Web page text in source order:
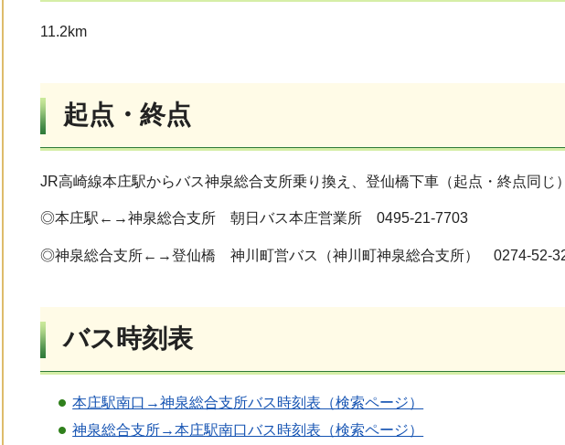
11.2km
起点・終点
JR高崎線本庄駅からバス神泉総合支所乗り換え、登仙橋下車（起点・終点同じ
◎本庄駅←→神泉総合支所 朝日バス本庄営業所 0495-21-7703
◎神泉総合支所←→登仙橋 神川町営バス（神川町神泉総合支所） 0274-52-
バス時刻表
本庄駅南口→神泉総合支所バス時刻表（検索ページ）
神泉総合支所→本庄駅南口バス時刻表（検索ページ）